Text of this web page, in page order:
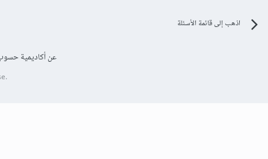
اذهب إلى قائمة الأسئلة
عن أكاديمية